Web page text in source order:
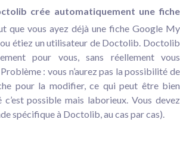
crée automatiquement une fiche
que vous ayez déjà une fiche Google My
ou étiez un utilisateur de Doctolib. Doctolib
pour vous, sans réellement vous
: vous n’aurez pas la possibilité de
pour la modifier, ce qui peut être bien
possible mais laborieux. Vous devez
spécifique à Doctolib, au cas par cas).